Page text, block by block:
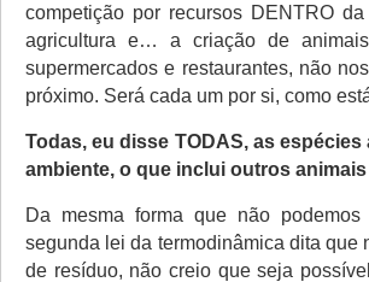
competição por recursos DENTRO
agricultura e… a criação de
supermercados e restaurantes, não
próximo. Será cada um por si, como
Todas, eu disse TODAS, as
ambiente, o que inclui outros
Da mesma forma que não
segunda lei da termodinâmica dita que
de resíduo, não creio que seja